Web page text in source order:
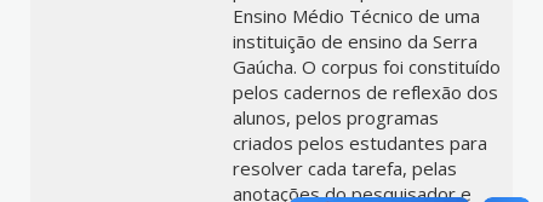
Ensino Médio Técnico de uma
instituição de ensino da Serra
Gaúcha. O corpus foi constituído
pelos cadernos de reflexão dos
alunos, pelos programas
criados pelos estudantes para
resolver cada tarefa, pelas
anotações do pesquisador e